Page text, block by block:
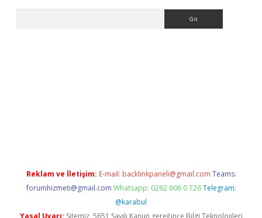
Reklam ve İletişim: E-mail: backlinkpaneli@gmail.com Teams:
forumhizmeti@gmail.com Whatsapp: 0262 606 0 726 Telegram:
@karabul
Yasal Uyarı: Sitemiz, 5651 Sayılı Kanun gereğince Bilgi Teknolojileri